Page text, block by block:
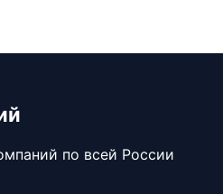
по всей России